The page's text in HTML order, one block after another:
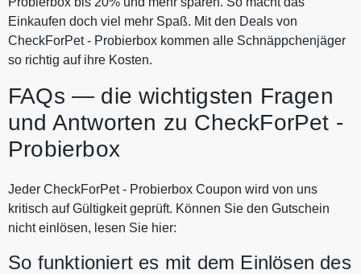
Einkaufen doch viel mehr Spaß. Mit den Deals von
CheckForPet - Probierbox kommen alle Schnäppchenjäger
so richtig auf ihre Kosten.
FAQs — die wichtigsten Fragen
und Antworten zu CheckForPet -
Probierbox
Jeder CheckForPet - Probierbox Coupon wird von uns
kritisch auf Gültigkeit geprüft. Können Sie den Gutschein
nicht einlösen, lesen Sie hier:
So funktioniert es mit dem Einlösen des